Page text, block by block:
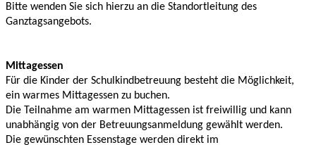
Bitte wenden Sie sich hierzu an die Standortleitung des
Ganztagsangebots.
Mittagessen
Für die Kinder der Schulkindbetreuung besteht die Möglichkeit,
ein warmes Mittagessen zu buchen.
Die Teilnahme am warmen Mittagessen ist freiwillig und kann
unabhängig von der Betreuungsanmeldung gewählt werden.
Die gewünschten Essenstage werden direkt im